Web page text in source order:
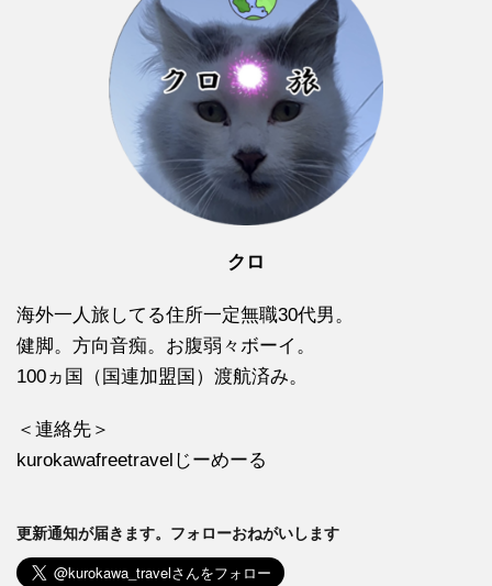
クロ
海外一人旅してる住所一定無職30代男。
健脚。方向音痴。お腹弱々ボーイ。
100ヵ国（国連加盟国）渡航済み。
＜連絡先＞
kurokawafreetravelじーめーる
更新通知が届きます。フォローおねがいします